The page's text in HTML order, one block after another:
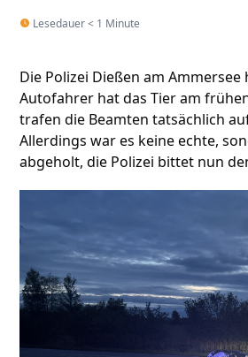
Lesedauer < 1 Minute
Die Polizei Dießen am
Autofahrer hat das Tier am
trafen die Beamten tatsächlich
Allerdings war es keine echte,
abgeholt, die Polizei bittet nun